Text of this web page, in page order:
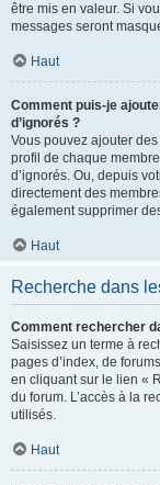
être mis en valeur. Si
messages seront
Haut
Comment puis-je
d’ignorés ?
Vous pouvez ajouter
profil de chaque
d’ignorés. Ou, depuis
directement des
également supprimer
Haut
Recherche dans
Comment rechercher
Saisissez un terme à
pages d’index, de
en cliquant sur le lien «
du forum. L’accès à la
utilisés.
Haut